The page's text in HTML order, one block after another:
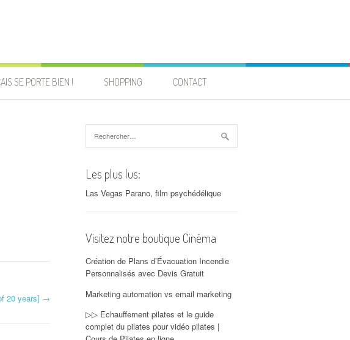
SE PORTE BIEN ! SHOPPING CONTACT
20 years] →
Les plus lus:
Las Vegas Parano, film psychédélique
Visitez notre boutique Cinéma
Création de Plans d’Évacuation Incendie
Personnalisés avec Devis Gratuit
Marketing automation vs email marketing
▷▷ Echauffement pilates et le guide
complet du pilates pour vidéo pilates |